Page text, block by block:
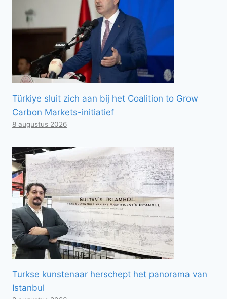
Türkiye sluit zich aan bij het Coalition to Grow
Carbon Markets-initiatief
8 augustus 2026
Turkse kunstenaar herschept het panorama van
Istanbul